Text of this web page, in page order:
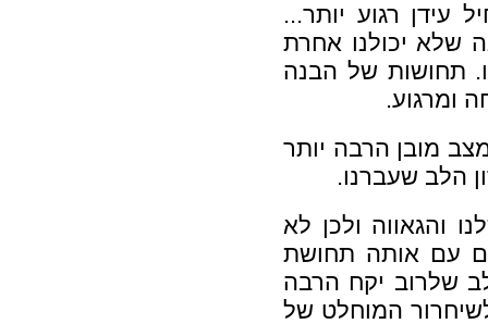
רגוע יותר...
שלא יכולנו אחרת
תחושות של הבנה
ומרגוע.
מובן הרבה יותר
הלב שעברנו.
והגאווה ולכן לא
עם אותה תחושת
שלרוב יקח הרבה
המוחלט של